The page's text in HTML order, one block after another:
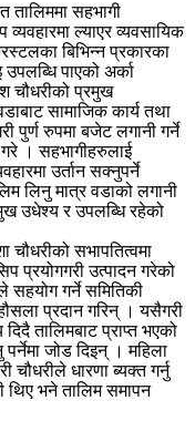
तालिममा सहभागी
व्यवहारमा ल्याएर व्यवसायिक
बिभिन्न प्रकारका
पाएको अर्का
चौधरीको प्रमुख
सामाजिक कार्य तथा
पुर्ण रुपमा बजेट लगानी गर्ने
। सहभागीहरुलाई
उर्तान सक्नुपर्ने
लिनु मात्र वडाको लगानी
उधेश्य र उपलब्धि रहेको
चौधरीको सभापतित्वमा
प्रयोगगरी उत्पादन गरेको
सहयोग गर्ने समितिकी
प्रदान गरिन् । यसैगरी
तालिमबाट प्राप्त भएको
जोड दिइन् । महिला
चौधरीले धारणा ब्यक्त गर्नु
थिए भने तालिम समापन